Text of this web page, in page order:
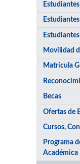
Movilidad
Matrícula
Becas
Ofertas de
Cursos,
Programa
Académica